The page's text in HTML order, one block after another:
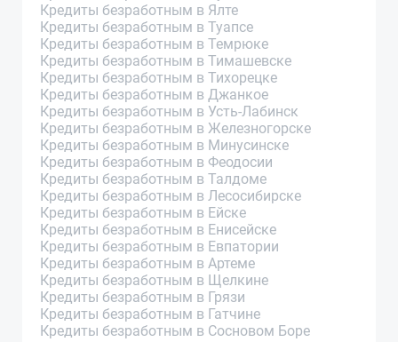
Кредиты безработным в Ялте
Кредиты безработным в Туапсе
Кредиты безработным в Темрюке
Кредиты безработным в Тимашевске
Кредиты безработным в Тихорецке
Кредиты безработным в Джанкое
Кредиты безработным в Усть-Лабинск
Кредиты безработным в Железногорске
Кредиты безработным в Минусинске
Кредиты безработным в Феодосии
Кредиты безработным в Талдоме
Кредиты безработным в Лесосибирске
Кредиты безработным в Ейске
Кредиты безработным в Енисейске
Кредиты безработным в Евпатории
Кредиты безработным в Артеме
Кредиты безработным в Щелкине
Кредиты безработным в Грязи
Кредиты безработным в Гатчине
Кредиты безработным в Сосновом Боре